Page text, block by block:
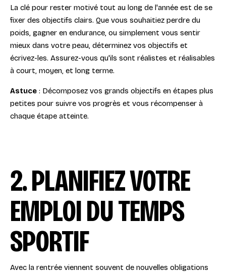
La clé pour rester motivé tout au long de l'année est de se
fixer des objectifs clairs. Que vous souhaitiez perdre du
poids, gagner en endurance, ou simplement vous sentir
mieux dans votre peau, déterminez vos objectifs et
écrivez-les. Assurez-vous qu'ils sont réalistes et réalisables
à court, moyen, et long terme.
Astuce : Décomposez vos grands objectifs en étapes plus
petites pour suivre vos progrès et vous récompenser à
chaque étape atteinte.
2. PLANIFIEZ VOTRE
EMPLOI DU TEMPS
SPORTIF
Avec la rentrée viennent souvent de nouvelles obligations